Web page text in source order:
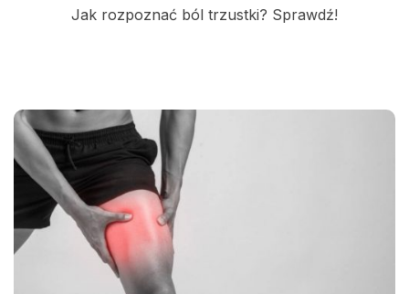
Jak rozpoznać ból trzustki? Sprawdź!